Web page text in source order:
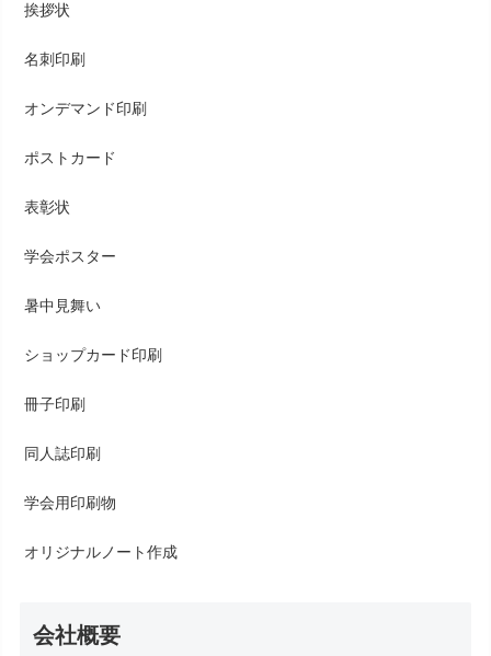
挨拶状
名刺印刷
オンデマンド印刷
ポストカード
表彰状
学会ポスター
暑中見舞い
ショップカード印刷
冊子印刷
同人誌印刷
学会用印刷物
オリジナルノート作成
会社概要